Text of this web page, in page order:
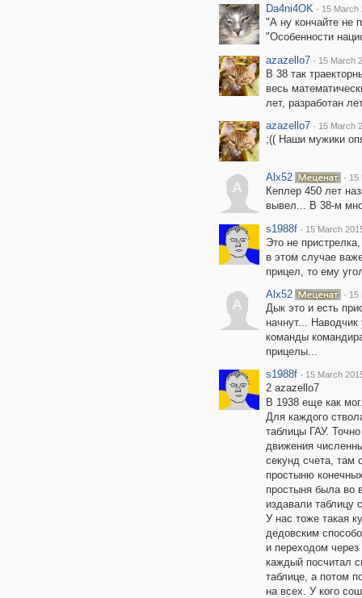
Da4ni4OK · 15 March
"А ну кончайте не
"Особенности
azazello7 · 15 March
В 38 так
весь
лет, разработан
azazello7 · 15 March
;(( Наши мужики
A
Alx52 · 15
Кеплер 450 лет
вывел... В 38-м
s1988f · 15 March
Это не
в этом случае
прицел, то ему
A
Alx52 · 15
Дык это и есть
начнут...
команды
прицелы...
s1988f · 15 March
2 azazello7
В 1938 еще как
Для каждого
таблицы ГАУ.
движения
секунд счета, там
простыню
простыня была во
издавали таблицу
У нас тоже такая
дедовским
и переходом
каждый посчитал
таблице, а потом
на всех. У кого